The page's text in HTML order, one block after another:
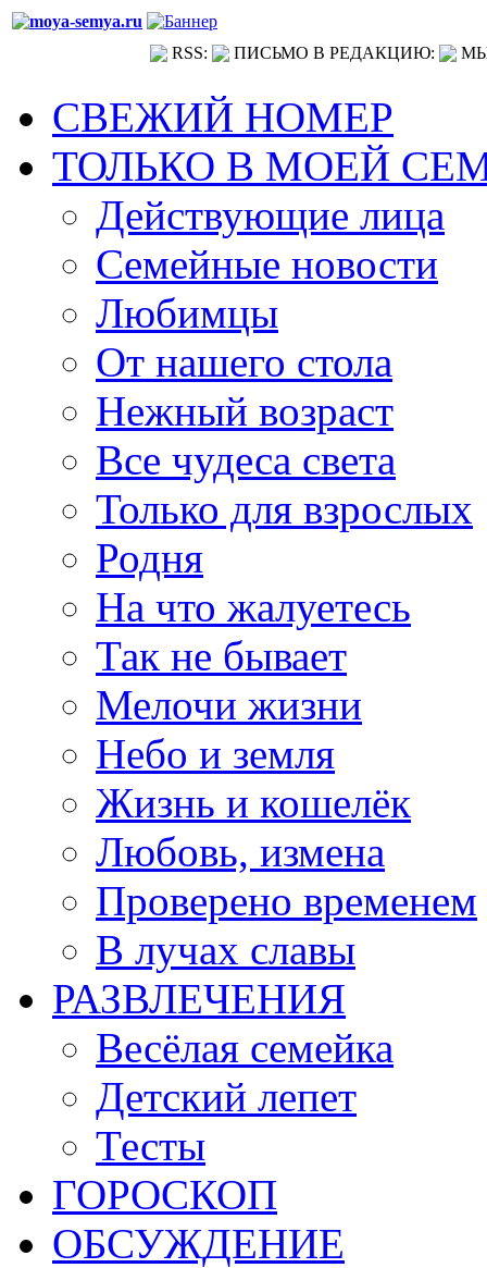
RSS: ПИСЬМО В РЕДАКЦИЮ:
СВЕЖИЙ НОМЕР
ТОЛЬКО В МОЕЙ
Действующие лица
Семейные новости
Любимцы
От нашего стола
Нежный возраст
Все чудеса света
Только для взрослых
Родня
На что жалуетесь
Так не бывает
Мелочи жизни
Небо и земля
Жизнь и кошелёк
Любовь, измена
Проверено временем
В лучах славы
РАЗВЛЕЧЕНИЯ
Весёлая семейка
Детский лепет
Тесты
ГОРОСКОП
ОБСУЖДЕНИЕ